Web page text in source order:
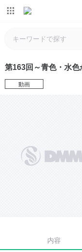
第163回～青色・水
動画
内容